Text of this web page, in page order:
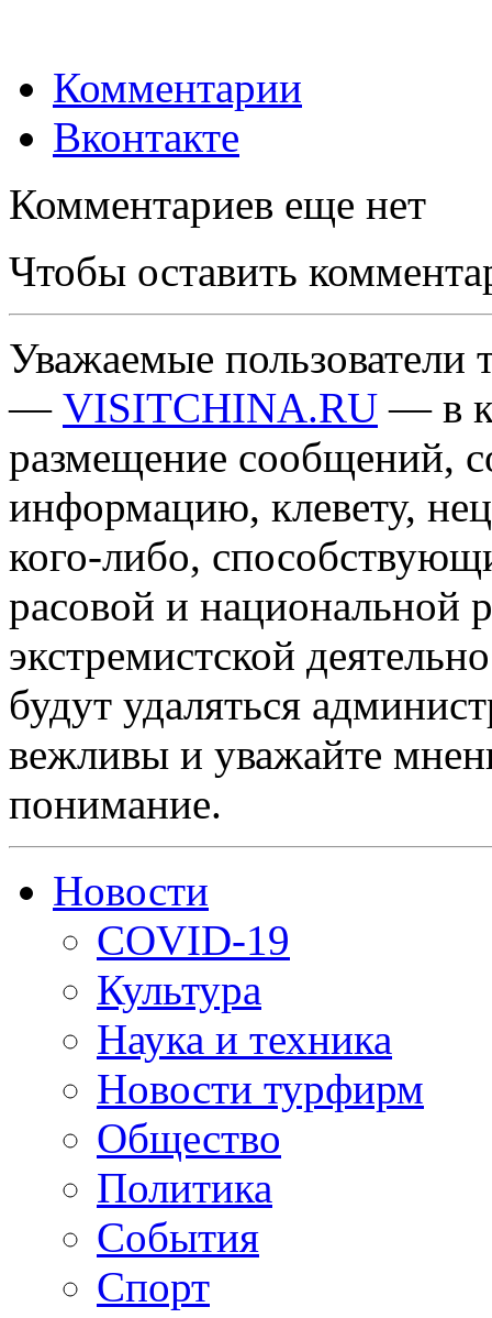
Комментарии
Вконтакте
Комментариев еще нет
Чтобы оставить
Уважаемые пользователи
— VISITCHINA.RU — в
размещение сообщений,
информацию, клевету,
кого-либо,
расовой и национальной
экстремистской
будут удаляться
вежливы и уважайте
понимание.
Новости
COVID-19
Культура
Наука и техника
Новости турфирм
Общество
Политика
События
Спорт